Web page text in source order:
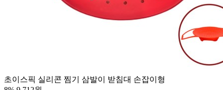
초이스픽 실리콘 찜기 삼발이 받침대 손잡이형